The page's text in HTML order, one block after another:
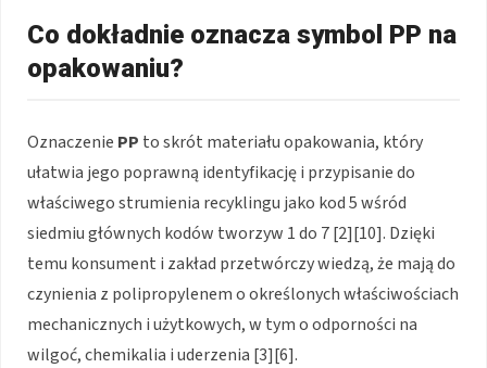
Co dokładnie oznacza symbol PP na
opakowaniu?
Oznaczenie PP to skrót materiału opakowania, który
ułatwia jego poprawną identyfikację i przypisanie do
właściwego strumienia recyklingu jako kod 5 wśród
siedmiu głównych kodów tworzyw 1 do 7 [2][10]. Dzięki
temu konsument i zakład przetwórczy wiedzą, że mają do
czynienia z polipropylenem o określonych właściwościach
mechanicznych i użytkowych, w tym o odporności na
wilgoć, chemikalia i uderzenia [3][6].